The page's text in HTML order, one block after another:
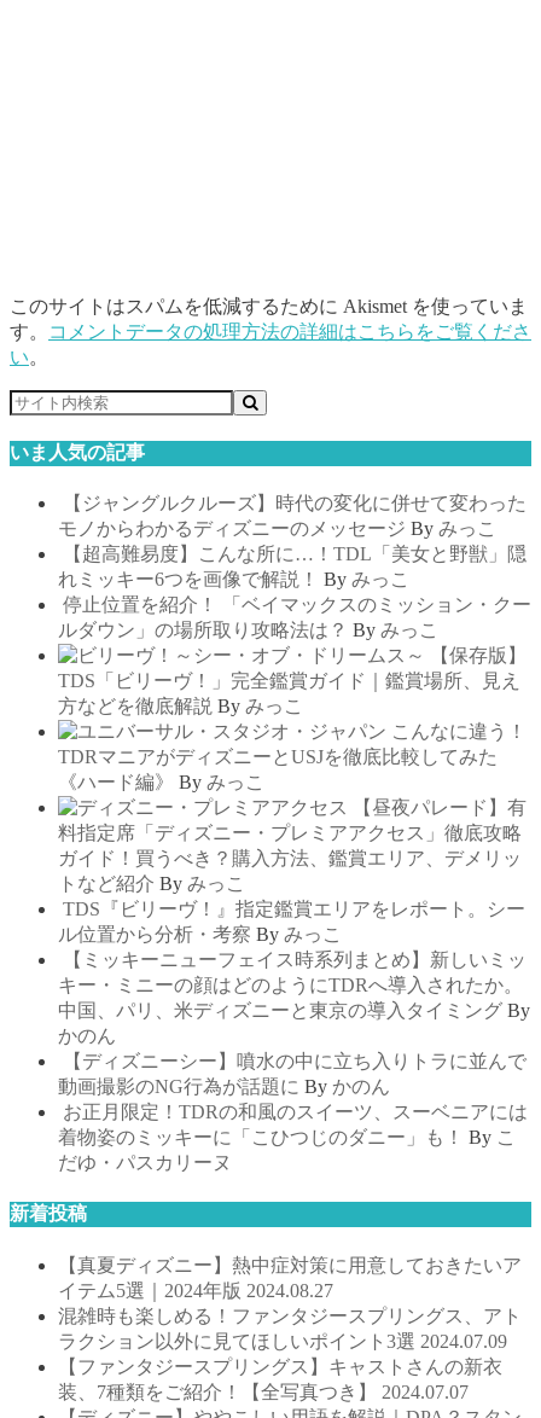
このサイトはスパムを低減するために Akismet を使っていま
す。
コメントデータの処理方法の詳細はこちらをご覧くださ
い。
いま人気の記事
【ジャングルクルーズ】時代の変化に併せて変わった
モノからわかるディズニーのメッセージ By みっこ
【超高難易度】こんな所に…！TDL「美女と野獣」隠
れミッキー6つを画像で解説！
By みっこ
停止位置を紹介！ 「ベイマックスのミッション・クー
ルダウン」の場所取り攻略法は？ By みっこ
【保存版】
TDS「ビリーヴ！」完全鑑賞ガイド｜鑑賞場所、見え
方などを徹底解説 By みっこ
こんなに違う！
TDRマニアがディズニーとUSJを徹底比較してみた
《ハード編》
By みっこ
【昼夜パレード】有
料指定席「ディズニー・プレミアアクセス」徹底攻略
ガイド！買うべき？購入方法、鑑賞エリア、デメリッ
トなど紹介 By みっこ
TDS『ビリーヴ！』指定鑑賞エリアをレポート。シー
ル位置から分析・考察 By みっこ
【ミッキーニューフェイス時系列まとめ】新しいミッ
キー・ミニーの顔はどのようにTDRへ導入されたか。
中国、パリ、米ディズニーと東京の導入タイミング By
かのん
【ディズニーシー】噴水の中に立ち入りトラに並んで
動画撮影のNG行為が話題に By かのん
お正月限定！TDRの和風のスイーツ、スーベニアには
着物姿のミッキーに「こひつじのダニー」も！
By こ
だゆ・パスカリーヌ
新着投稿
【真夏ディズニー】熱中症対策に用意しておきたいア
イテム5選｜2024年版 2024.08.27
混雑時も楽しめる！ファンタジースプリングス、アト
ラクション以外に見てほしいポイント3選 2024.07.09
【ファンタジースプリングス】キャストさんの新衣
装、7種類をご紹介！【全写真つき】 2024.07.07